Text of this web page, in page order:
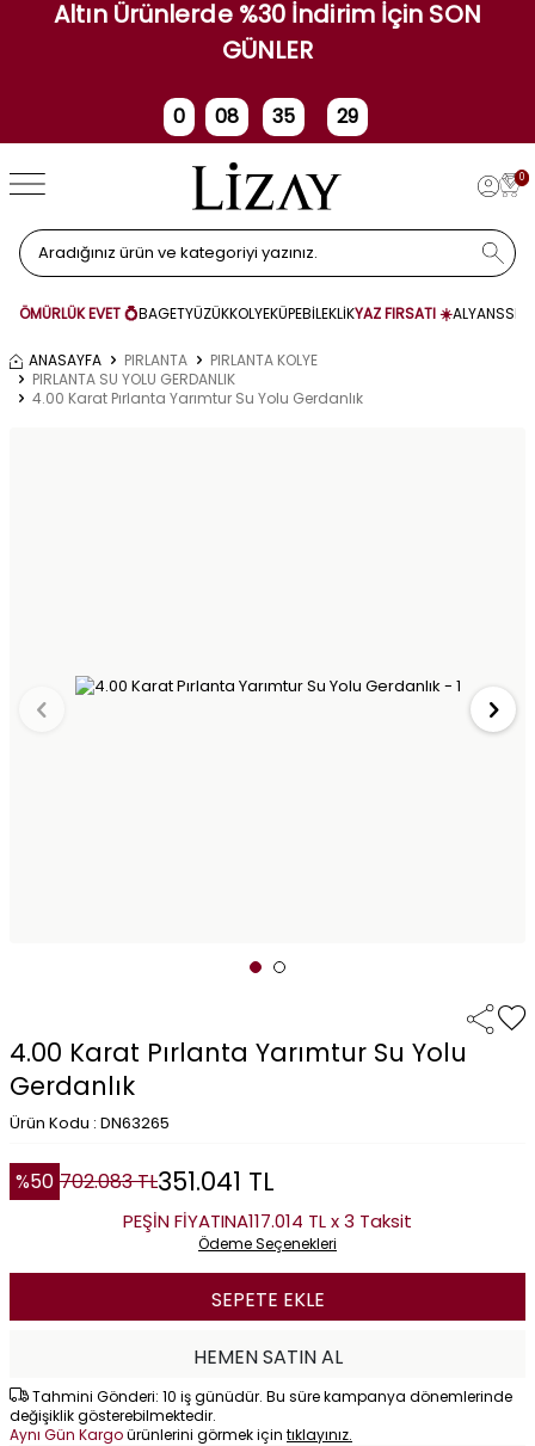
Altın Ürünlerde %30 İndirim İçin SON
GÜNLER
0
Gün
08
Saat
35 28
0
ÖMÜRLÜK EVET 💍BAGETYÜZÜKKOLYEKÜPEBİLEKLİKYAZ FIRSATI ☀️ALYANS
ANASAYFA PIRLANTA
PIRLANTA KOLYE
PIRLANTA SU YOLU GERDANLIK
4.00 Karat Pırlanta Yarımtur Su Yolu Gerdanlık
4.00 Karat Pırlanta Yarımtur Su Yolu
Gerdanlık
Ürün Kodu : DN63265
%50 702.083TL351.041 TL
PEŞİN FİYATINA117.014 TL x 3 Taksit
Ödeme Seçenekleri
SEPETE EKLE
HEMEN SATIN AL
Tahmini Gönderi: 10 iş günüdür. Bu süre kampanya dönemlerinde
değişiklik gösterebilmektedir.
Aynı Gün Kargoürünlerini görmek için tıklayınız.